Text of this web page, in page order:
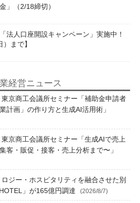
」（2/18締切）
法人口座開設キャンペーン」実施中！
）まで】
経営ニュース
東京商工会議所セミナー「補助金申請者
計画」の作り方と生成AI活用術」
東京商工会議所セミナー「生成AIで売上
客・販促・接客・売上分析まで〜」
ジー・ホスピタリティを融合させた別
」が165億円調達
(2026/8/7)